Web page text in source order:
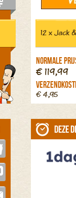
12 x Jack
Normale
€ 119,99
€ 4,95
Deze